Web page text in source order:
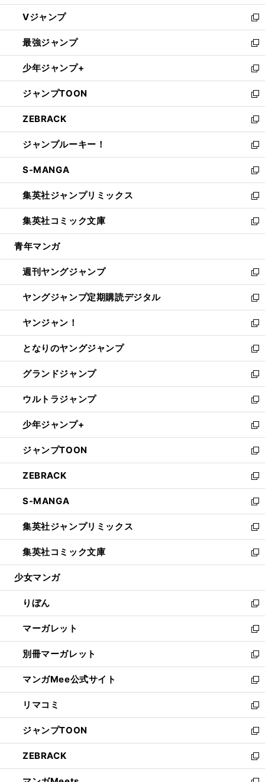
ウ
ィ
ン
ド
ウ
で
開
く
し
い
ウ
ィ
ン
ド
ウ
で
開
く
Vジャンプ
新
し
い
ウ
ィ
ン
ド
ウ
で
開
く
最強ジャンプ
新
し
い
ウ
ィ
ン
ド
ウ
で
開
く
少年ジャンプ+
新
し
い
ウ
ィ
ン
ド
ウ
で
開
く
ジャンプTOON
新
し
い
ウ
ィ
ン
ド
ウ
で
開
く
ZEBRACK
新
し
い
ウ
ィ
ン
ド
ウ
で
開
ジャンプルーキー！
新
し
い
ウ
ィ
ン
ド
ウ
開
く
S-MANGA
新
し
い
ウ
ィ
ン
ウ
で
開
く
集英社ジャンプリミックス
新
し
い
ウ
ン
ド
ウ
で
開
く
集英社コミック文庫
新
し
ウ
ィ
ン
ド
ウ
で
開
く
青年マンガ
週刊ヤングジャンプ
新
し
い
ウ
ィ
ン
ド
ウ
で
開
く
ヤングジャンプ定期購読デジタル
新
し
い
ウ
ィ
ン
ド
ウ
で
開
く
ヤンジャン！
新
し
い
ウ
ィ
ン
ド
ウ
で
開
く
となりのヤングジャンプ
新
し
い
ウ
ィ
ン
ド
ウ
で
開
く
グランドジャンプ
新
し
い
ウ
ィ
ン
ド
ウ
で
開
く
ウルトラジャンプ
新
し
い
ウ
ィ
ン
ド
ウ
で
開
く
少年ジャンプ+
新
し
い
ウ
ィ
ン
ド
ウ
で
開
く
ジャンプTOON
新
し
い
ウ
ィ
ン
ド
ウ
で
開
ZEBRACK
新
し
い
ウ
ィ
ン
ド
ウ
開
く
S-MANGA
新
し
い
ウ
ィ
ン
ウ
で
開
く
集英社ジャンプリミックス
新
し
い
ウ
ン
ド
ウ
で
開
く
集英社コミック文庫
新
し
ウ
ィ
ン
ド
ウ
で
開
く
少女マンガ
りぼん
新
し
い
ウ
ィ
ン
ド
ウ
で
開
く
マーガレット
新
し
い
ウ
ィ
ン
ド
ウ
で
開
く
別冊マーガレット
新
し
い
ウ
ィ
ン
ド
ウ
で
開
マンガMee公式サイト
新
し
い
ウ
ィ
ン
ド
ウ
リマコミ
新
し
い
ウ
ィ
ン
ジャンプTOON
新
し
い
ウ
ZEBRACK
新
し